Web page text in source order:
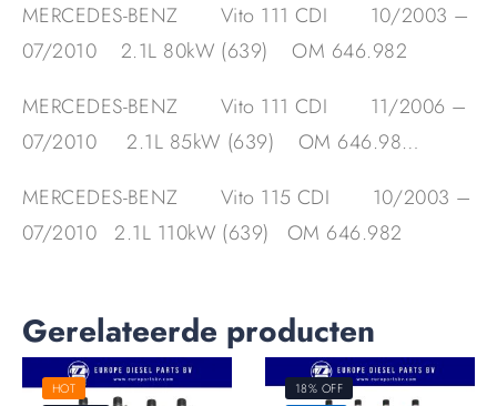
MERCEDES-BENZ Vito 111 CDI 10/2003 –
07/2010 2.1L 80kW (639) OM 646.982
MERCEDES-BENZ Vito 111 CDI 11/2006 –
07/2010 2.1L 85kW (639) OM 646.98…
MERCEDES-BENZ Vito 115 CDI 10/2003 –
07/2010 2.1L 110kW (639) OM 646.982
Gerelateerde producten
HOT 18% OFF